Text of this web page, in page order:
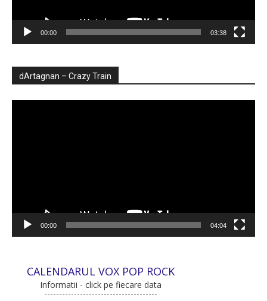
00:00 03:38
dArtagnan – Crazy Train
00:00 04:04
CALENDARUL VOX POP ROCK
Informatii - click pe fiecare data